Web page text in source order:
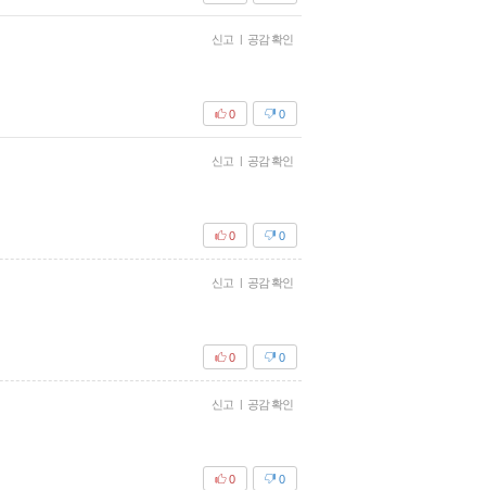
신고 | 공감 확인
0
0
신고 | 공감 확인
0
0
신고 | 공감 확인
0
0
신고 | 공감 확인
0
0